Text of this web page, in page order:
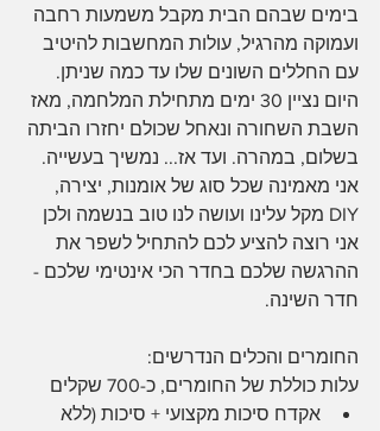
בימים שבהם הבית מקבל משמעות רחבה
ועמוקה מהרגיל, עולות המחשבות להיטיב
עם החללים השונים שלו עד כמה שניתן.
היום נציין 30 ימים מתחילת המלחמה, מאז
השבת השחורה ונאחל שכולם יחזרו הביתה
בשלום, במהרה. ועד אז... נמשיך בעשייה.
אני מאמינה שכל סוג של אומנות, יצירה,
DIY מקל עלינו ועושה לנו טוב בנשמה ולכן
אני רוצה להציע לכם להתחיל לשפר את
ההרגשה שלכם בחדר הכי אינטימי שלכם -
חדר השינה.
החומרים והכלים הנדרשים:
עלות כוללת של החומרים, כ-700 שקלים
אקדח סיכות מקצועי + סיכות (ללא